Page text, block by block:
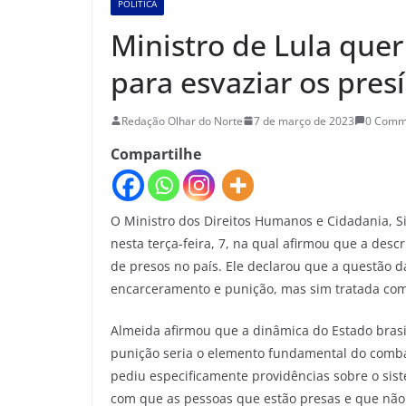
POLÍTICA
Ministro de Lula
para esvaziar os
Redação Olhar do Norte 7 de março de 2023 0
Compartilhe
O Ministro dos Direitos Humanos e Cidadania,
nesta terça-feira, 7, na qual afirmou que a
de presos no país. Ele declarou que a questão
encarceramento e punição, mas sim tratada
Almeida afirmou que a dinâmica do Estado
punição seria o elemento fundamental do
pediu especificamente providências sobre o
com que as pessoas que estão presas e que